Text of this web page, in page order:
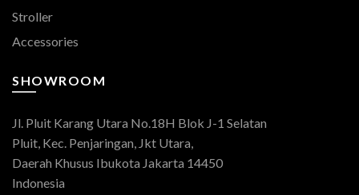
Stroller
Accessories
SHOWROOM
Jl. Pluit Karang Utara No.18H Blok J-1 Selatan
Pluit, Kec. Penjaringan, Jkt Utara,
Daerah Khusus Ibukota Jakarta 14450
Indonesia